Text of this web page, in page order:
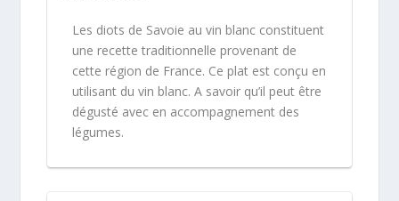
Les diots de Savoie au vin blanc constituent
une recette traditionnelle provenant de
cette région de France. Ce plat est conçu en
utilisant du vin blanc. A savoir qu’il peut être
dégusté avec en accompagnement des
légumes.